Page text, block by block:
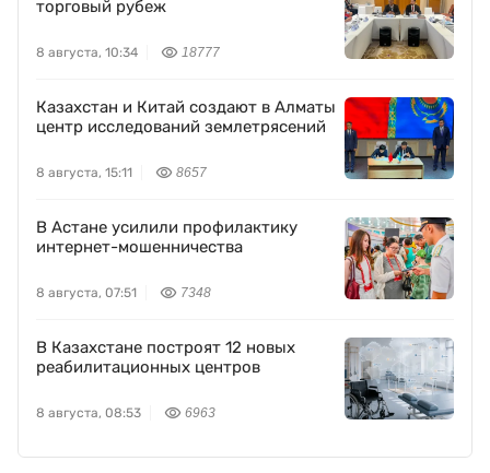
торговый рубеж
8 августа, 10:34 18777
Казахстан и Китай создают в Алматы
центр исследований землетрясений
8 августа, 15:11 8657
В Астане усилили профилактику
интернет-мошенничества
8 августа, 07:51 7348
В Казахстане построят 12 новых
реабилитационных центров
8 августа, 08:53 6963